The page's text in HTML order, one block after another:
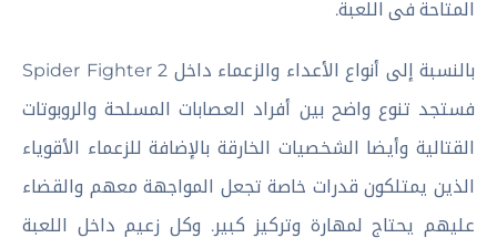
المتاحة فى اللعبة.
بالنسبة إلى أنواع الأعداء والزعماء داخل Spider Fighter 2
فستجد تنوع واضح بين أفراد العصابات المسلحة والروبوتات
القتالية وأيضا الشخصيات الخارقة بالإضافة للزعماء الأقوياء
الذين يمتلكون قدرات خاصة تجعل المواجهة معهم والقضاء
عليهم يحتاج لمهارة وتركيز كبير. وكل زعيم داخل اللعبة